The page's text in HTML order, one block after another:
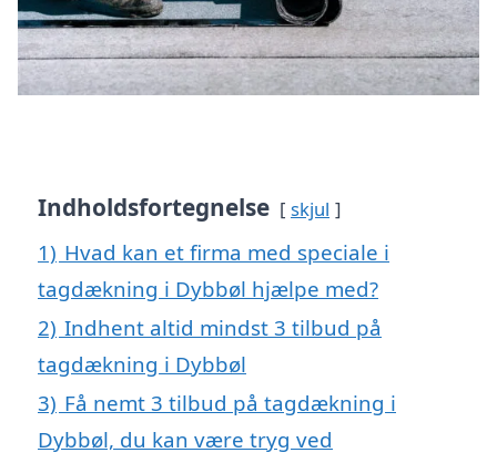
Indholdsfortegnelse skjul
1) Hvad kan et firma med speciale i
tagdækning i Dybbøl hjælpe med?
2) Indhent altid mindst 3 tilbud på
tagdækning i Dybbøl
3) Få nemt 3 tilbud på tagdækning i
Dybbøl, du kan være tryg ved